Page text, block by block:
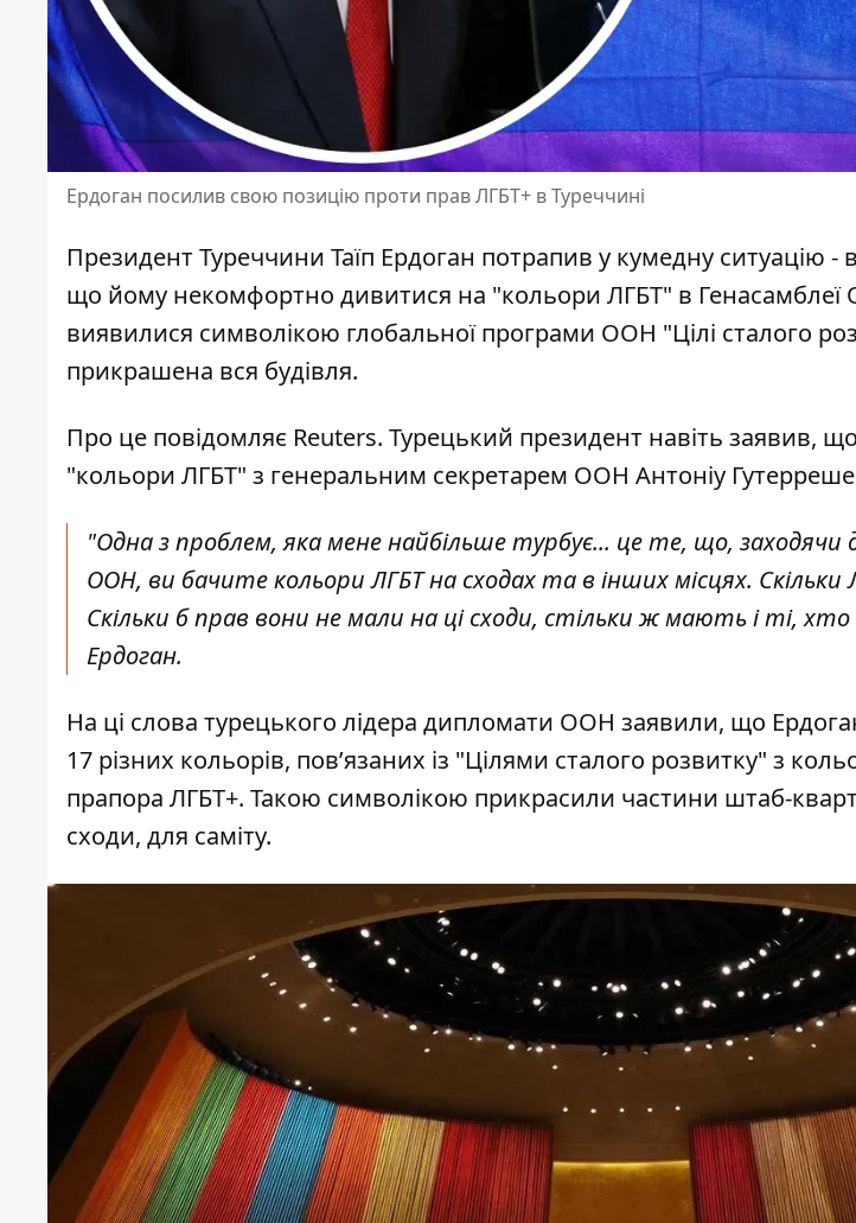
Ердоган посилив свою позицію проти прав ЛГБТ+ в Туреччині
Президент Туреччини Таїп Ердоган потрапив у кумедну ситуацію -
що йому некомфортно дивитися на "кольори ЛГБТ" в
виявилися символікою глобальної програми ООН "Цілі сталого
прикрашена вся будівля.
Про це повідомляє Reuters. Турецький президент навіть заявив,
"кольори ЛГБТ" з генеральним секретарем ООН Антоніу
"Одна з проблем, яка мене найбільше турбує... це те, що, заходячи
ООН, ви бачите кольори ЛГБТ на сходах та в інших місцях. Скільки
Скільки б прав вони не мали на ці сходи, стільки ж мають і ті,
Ердоган.
На ці слова турецького лідера дипломати ООН заявили, що
17 різних кольорів, пов’язаних із "Цілями сталого розвитку" з
прапора ЛГБТ+. Такою символікою прикрасили частини штаб-
сходи, для саміту.